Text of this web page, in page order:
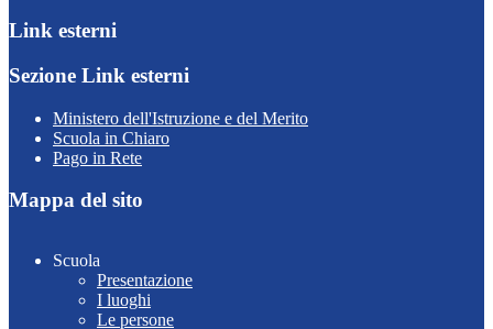
Link esterni
Sezione Link esterni
Ministero dell'Istruzione e del Merito
Scuola in Chiaro
Pago in Rete
Mappa del sito
Scuola
Presentazione
I luoghi
Le persone